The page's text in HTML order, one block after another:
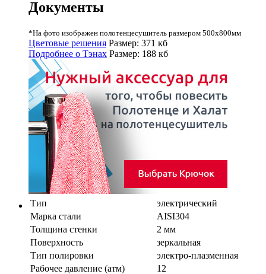
Документы
*На фото изображен полотенцесушитель размером 500х800мм
Цветовые решения Размер: 371 кб
Подробнее о Тэнах Размер: 188 кб
Тип
электрический
Марка стали
AISI304
Толщина стенки
2 мм
Поверхность
зеркальная
Тип полировки
электро-плазменная
Рабочее давление (атм)
12